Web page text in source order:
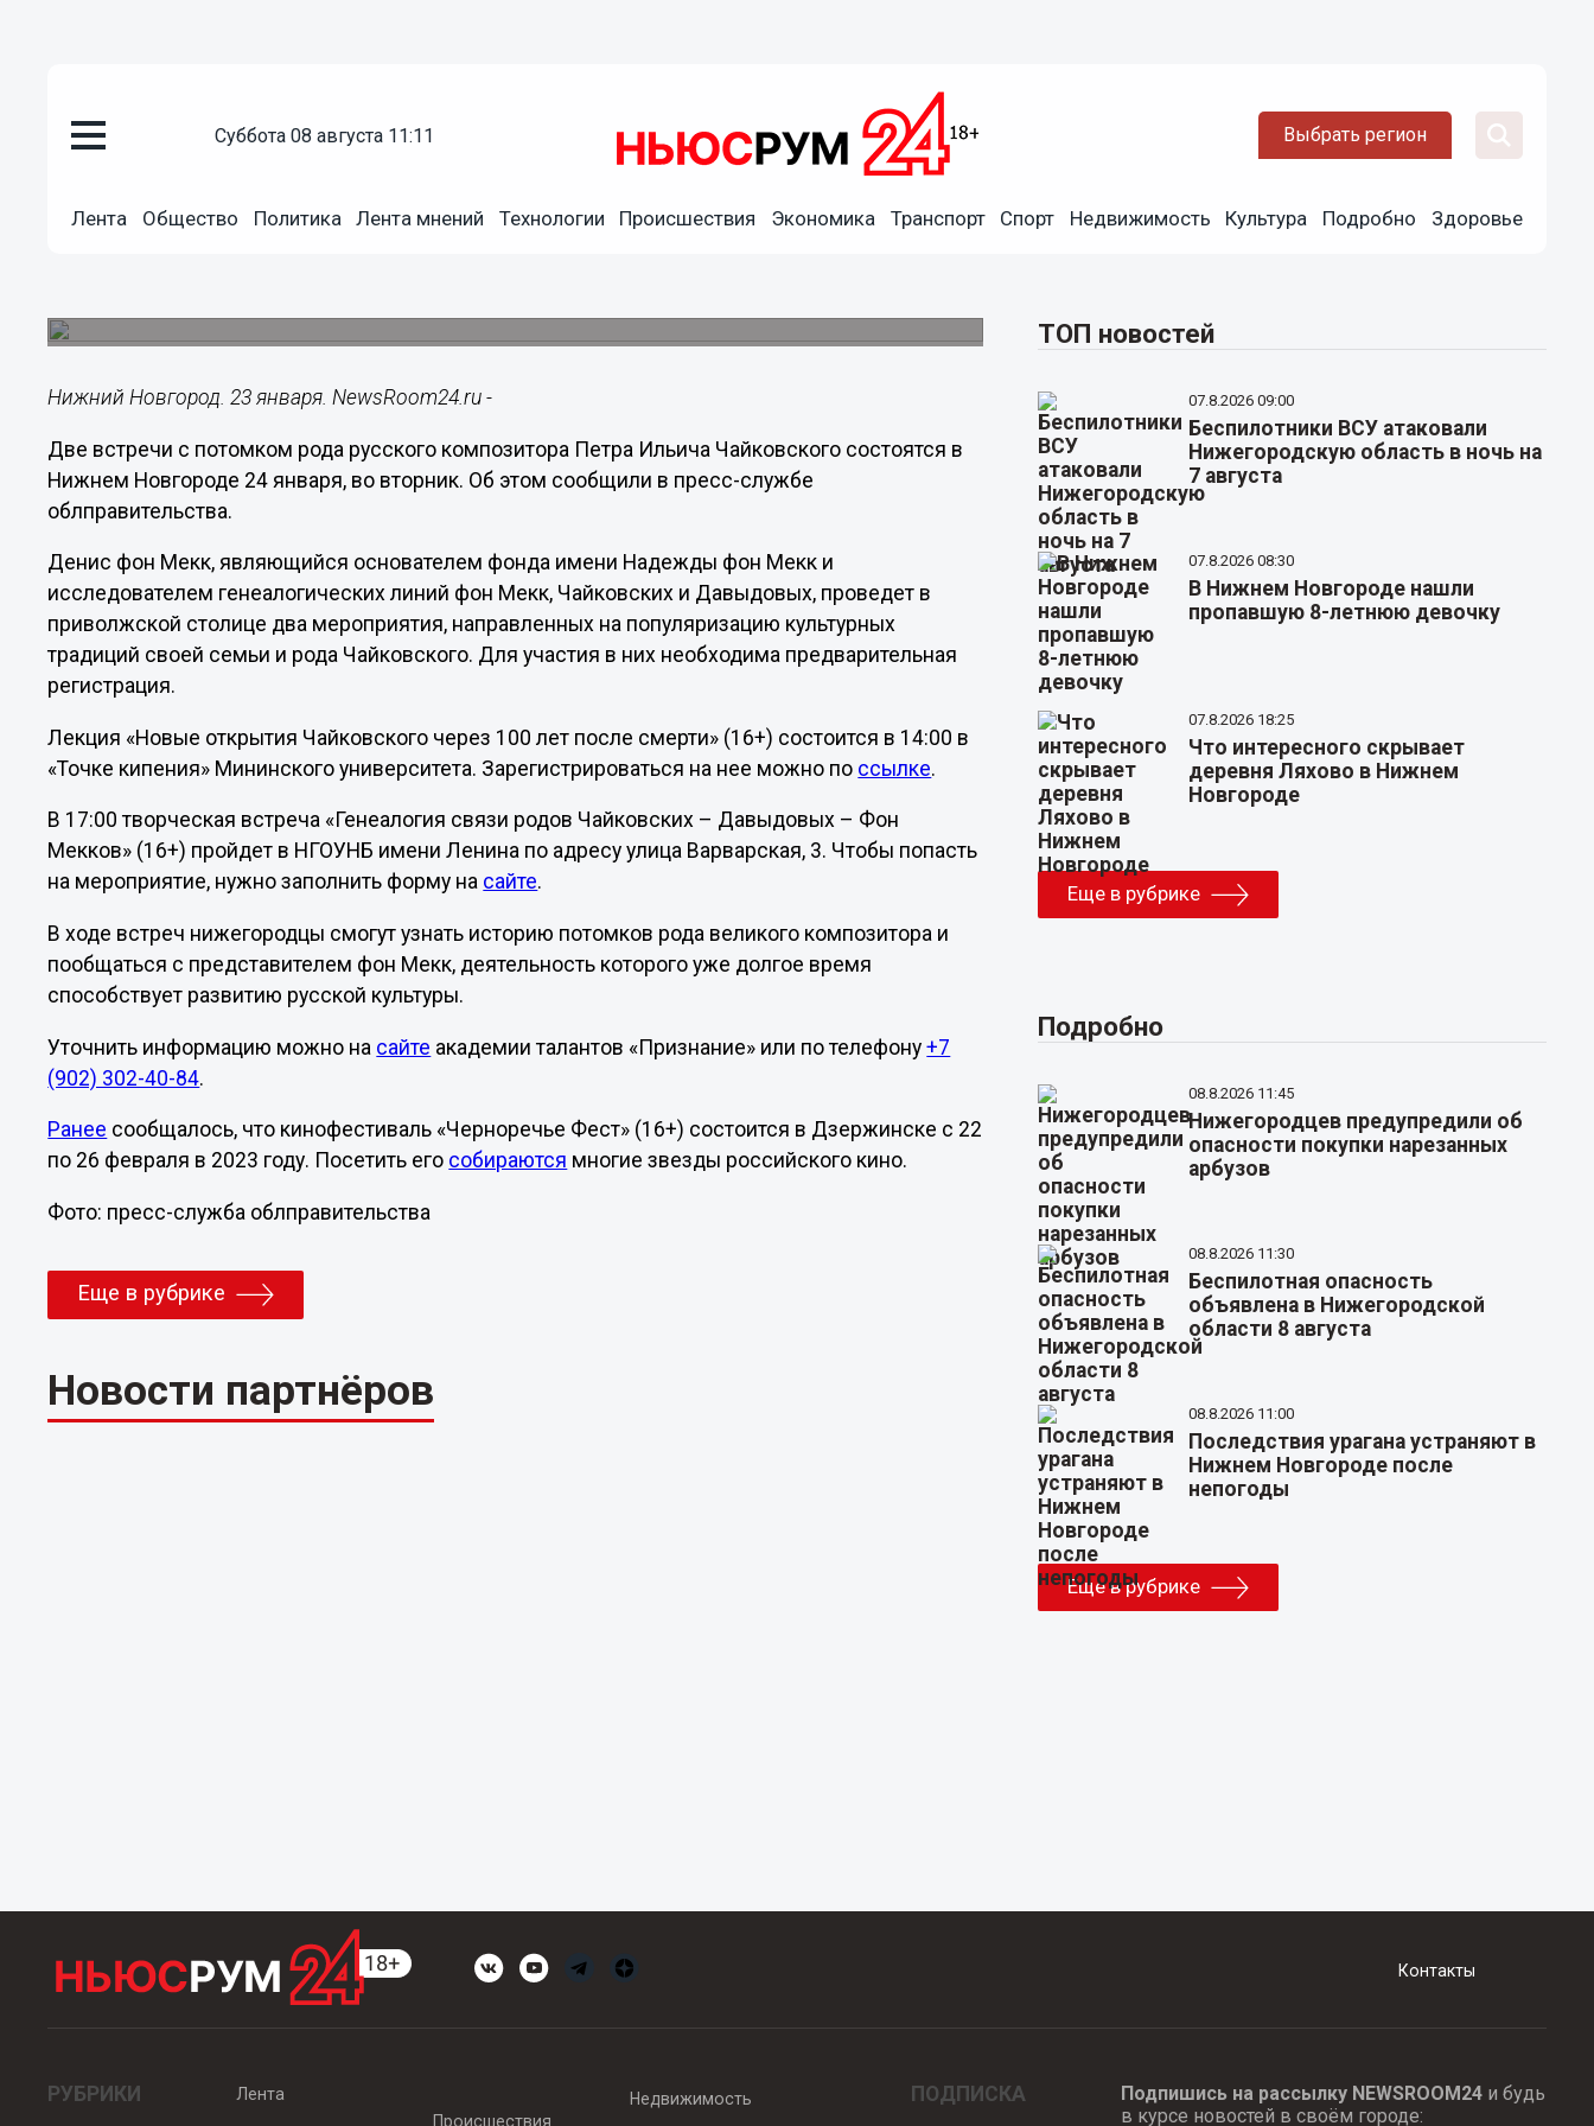
суббота 08 августа 11:11 Выбрать регион
Лента Общество Политика Лента мнений Технологии Происшествия Экономика Транспорт Спорт Недвижимость Культура Подробно Здоровье
Встречи с потомком Чайковского состоятся в Нижнем
Нижний Новгород. 23 января. NewsRoom24.ru -
Две встречи с потомком рода русского композитора Петра Ильича Чайковского состоятся в
Нижнем Новгороде 24 января, во вторник. Об этом сообщили в пресс-службе
облправительства.
Денис фон Мекк, являющийся основателем фонда имени Надежды фон Мекк и
исследователем генеалогических линий фон Мекк, Чайковских и Давыдовых, проведет в
приволжской столице два мероприятия, направленных на популяризацию культурных
традиций своей семьи и рода Чайковского. Для участия в них необходима предварительная
регистрация.
Лекция «Новые открытия Чайковского через 100 лет после смерти» (16+) состоится в 14:00 в
«Точке кипения» Мининского университета. Зарегистрироваться на нее можно по ссылке.
В 17:00 творческая встреча «Генеалогия связи родов Чайковских – Давыдовых – Фон
Мекков» (16+) пройдет в НГОУНБ имени Ленина по адресу улица Варварская, 3. Чтобы попасть
на мероприятие, нужно заполнить форму на сайте.
В ходе встреч нижегородцы смогут узнать историю потомков рода великого композитора и
пообщаться с представителем фон Мекк, деятельность которого уже долгое время
способствует развитию русской культуры.
Уточнить информацию можно на сайте академии талантов «Признание» или по телефону+7
(902) 302-40-84.
Ранее сообщалось, что кинофестиваль «Черноречье Фест» (16+) состоится в Дзержинске с 22
по 26 февраля в 2023 году. Посетить его собираются многие звезды российского кино.
Фото: пресс-служба облправительства
Еще в рубрике
Новости партнёров
ТОП новостей
07.8.2026 09:00
Беспилотники ВСУ атаковали
Нижегородскую область в ночь на
7 августа
07.8.2026 08:30
В Нижнем Новгороде нашли
пропавшую 8-летнюю девочку
07.8.2026 18:25
Что интересного скрывает
деревня Ляхово в Нижнем
Новгороде
Еще в рубрике
Подробно
08.8.2026 11:45
Нижегородцев предупредили об
опасности покупки нарезанных
арбузов
08.8.2026 11:30
Беспилотная опасность
объявлена в Нижегородской
области 8 августа
08.8.2026 11:00
Последствия урагана устраняют в
Нижнем Новгороде после
непогоды
Еще в рубрике
Контакты
РУБРИКИ
Лента
Происшествия
Недвижимость ПОДПИСКА Подпишись на рассылку NEWSROOM24и будь
в курсе новостей в своём городе: